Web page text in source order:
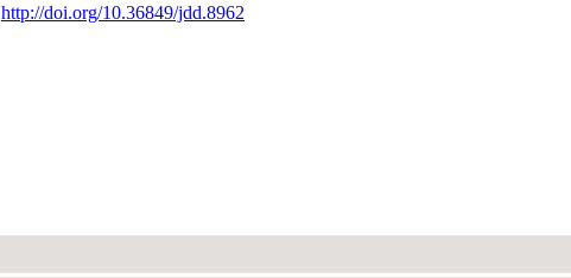
http://doi.org/10.36849/jdd.8962